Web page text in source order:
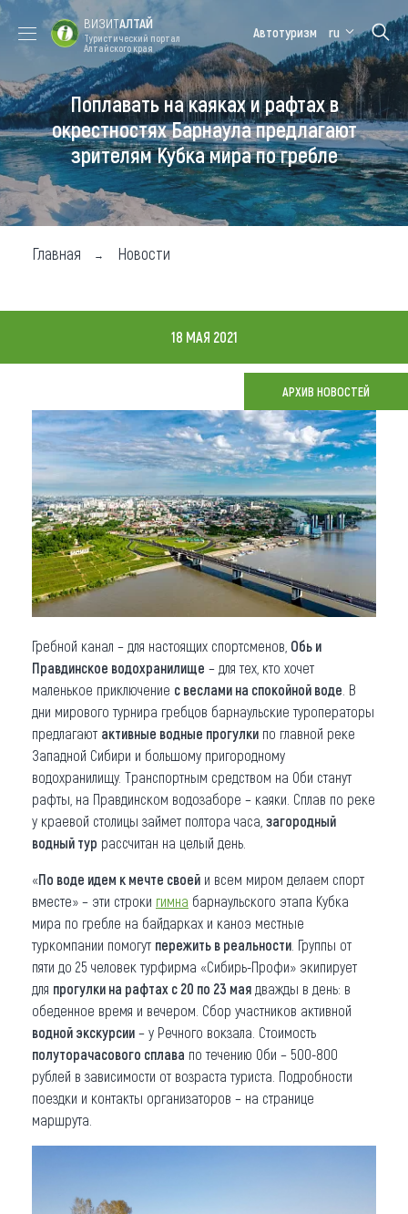
Форум VISIT
ALTAI
Цветение
маральника
Медицинский
форум
Алтайская
зимовка
Туры
Где побывать
Чем заняться
Карта
Что привезти (сувениры)
О регионе
Коллекция впечатлений
Другие рубрики
ВИЗИТАЛТАЙ
Туристический портал
Алтайского края
Автотуризм ru
Поплавать на каяках и рафтах в
окрестностях Барнаула предлагают
зрителям Кубка мира по гребле
Главная Новости
18 МАЯ 2021
АРХИВ НОВОСТЕЙ
Гребной канал – для настоящих спортсменов, Обь и
Правдинское водохранилище – для тех, кто хочет
маленькое приключение с веслами на спокойной воде . В
дни мирового турнира гребцов барнаульские туроператоры
предлагают активные водные прогулки по главной реке
Западной Сибири и большому пригородному
водохранилищу. Транспортным средством на Оби станут
рафты, на Правдинском водозаборе – каяки. Сплав по реке
у краевой столицы займет полтора часа, загородный
водный тур рассчитан на целый день.
«По воде идем к мечте своей и всем миром делаем спорт
вместе» – эти строки гимна барнаульского этапа Кубка
мира по гребле на байдарках и каноэ местные
туркомпании помогут пережить в реальности . Группы от
пяти до 25 человек турфирма «Сибирь-Профи» экипирует
для прогулки на рафтах с 20 по 23 мая дважды в день: в
обеденное время и вечером. Сбор участников активной
водной экскурсии – у Речного вокзала. Стоимость
полуторачасового сплава по течению Оби – 500-800
рублей в зависимости от возраста туриста. Подробности
поездки и контакты организаторов – на странице
маршрута.